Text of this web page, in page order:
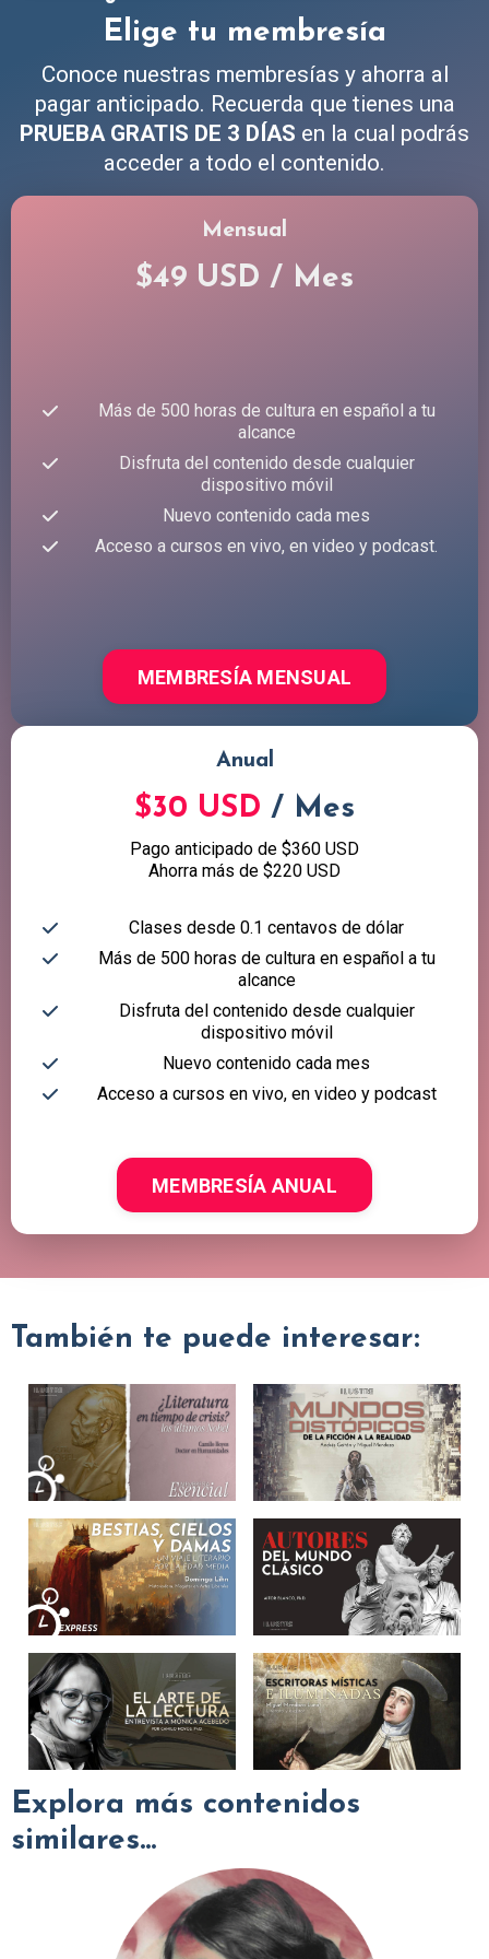
Elige tu membresía
Conoce nuestras membresías y ahorra al
pagar anticipado. Recuerda que tienes una
PRUEBA GRATIS DE 3 DÍAS en la cual podrás
acceder a todo el contenido.
Mensual
$49 USD / Mes
Más de 500 horas de cultura en español a tu
alcance
Disfruta del contenido desde cualquier
dispositivo móvil
Nuevo contenido cada mes
Acceso a cursos en vivo, en video y podcast.
MEMBRESÍA MENSUAL
Anual
$30 USD / Mes
Pago anticipado de $360 USD
Ahorra más de $220 USD
Clases desde 0.1 centavos de dólar
Más de 500 horas de cultura en español a tu
alcance
Disfruta del contenido desde cualquier
dispositivo móvil
Nuevo contenido cada mes
Acceso a cursos en vivo, en video y podcast
MEMBRESÍA ANUAL
También te puede interesar:
Explora más contenidos
similares...